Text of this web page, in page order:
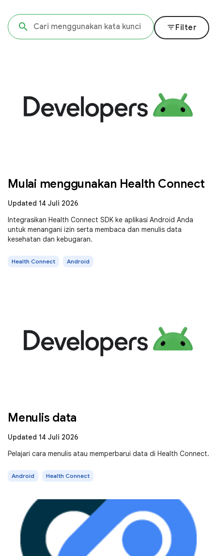
filter_listFilter
Mulai menggunakan Health Connect
Updated 14 Juli 2026
Integrasikan Health Connect SDK ke aplikasi Android Anda
untuk menangani izin serta membaca dan menulis data
kesehatan dan kebugaran.
Health Connect Android
Menulis data
Updated 14 Juli 2026
Pelajari cara menulis atau memperbarui data di Health Connect.
Android Health Connect